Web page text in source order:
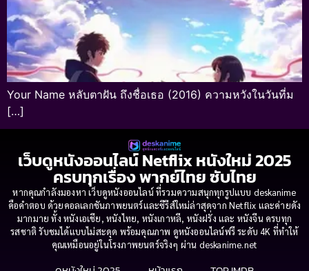
Your Name หลับตาฝัน ถึงชื่อเธอ (2016) ความหวังในวันที่ม
[…]
เว็บดูหนังออนไลน์ Netflix หนังใหม่ 2025
ครบทุกเรื่อง พากย์ไทย ซับไทย
หากคุณกำลังมองหา เว็บดูหนังออนไลน์ ที่รวมความสนุกทุกรูปแบบ deskanime
คือคำตอบ ด้วยคอลเลกชันภาพยนตร์และซีรีส์ใหม่ล่าสุดจาก Netflix และค่ายดัง
มากมาย ทั้ง หนังเอเชีย, หนังไทย, หนังเกาหลี, หนังฝรั่ง และ หนังจีน ครบทุก
รสชาติ รับชมได้แบบไม่สะดุด พร้อมคุณภาพ ดูหนังออนไลน์ฟรี ระดับ 4K ที่ทำให้
คุณเหมือนอยู่ในโรงภาพยนตร์จริงๆ ผ่าน deskanime.net